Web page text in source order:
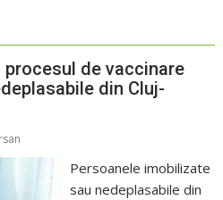
de vaccinare
din Cluj-
Persoanele imobilizate
sau nedeplasabile din